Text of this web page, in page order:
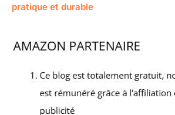
pratique et durable